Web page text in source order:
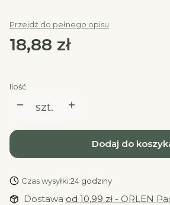
Przejdź do pełnego opisu
Cena
18,88 zł
Ilość
szt.
Dodaj do
Czas wysyłki:24 godziny
Dostawa od 10,99 zł - ORLEN